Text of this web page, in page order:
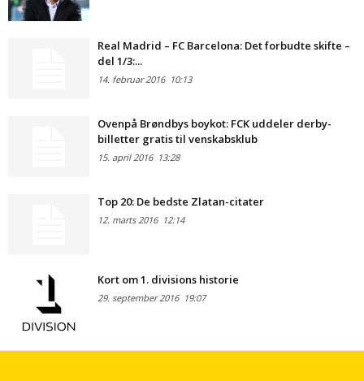
Real Madrid – FC Barcelona: Det forbudte skifte –
del 1/3:...
14. februar 201610:13
Ovenpå Brøndbys boykot: FCK uddeler derby-
billetter gratis til venskabsklub
15. april 201613:28
Top 20: De bedste Zlatan-citater
12. marts 201612:14
Kort om 1. divisions historie
29. september 201619:07